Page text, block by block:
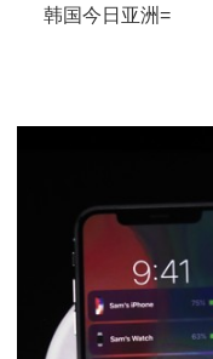
韩国今日亚洲=